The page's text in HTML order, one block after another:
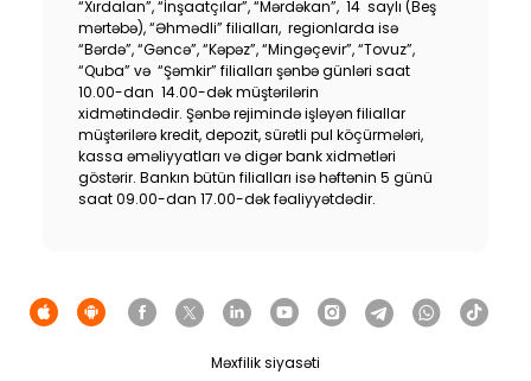
İnsan Resursları
Əlaqə və təkliflər
F.A.Q
“Xırdalan”, “İnşaatçılar”, “Mərdəkan”, 14 saylı (Beş
mərtəbə), “Əhmədli” filialları, regionlarda isə
“Bərdə”, “Gəncə”, “Kəpəz”, “Mingəçevir”, “Tovuz”,
“Quba” və “Şəmkir” filialları şənbə günləri saat
10.00-dan 14.00-dək müştərilərin
xidmətindədir. Şənbə rejimində işləyən filiallar
müştərilərə kredit, depozit, sürətli pul köçürmələri,
kassa əməliyyatları və digər bank xidmətləri
göstərir. Bankın bütün filialları isə həftənin 5 günü
saat 09.00-dan 17.00-dək fəaliyyətdədir.
Məxfilik siyasəti